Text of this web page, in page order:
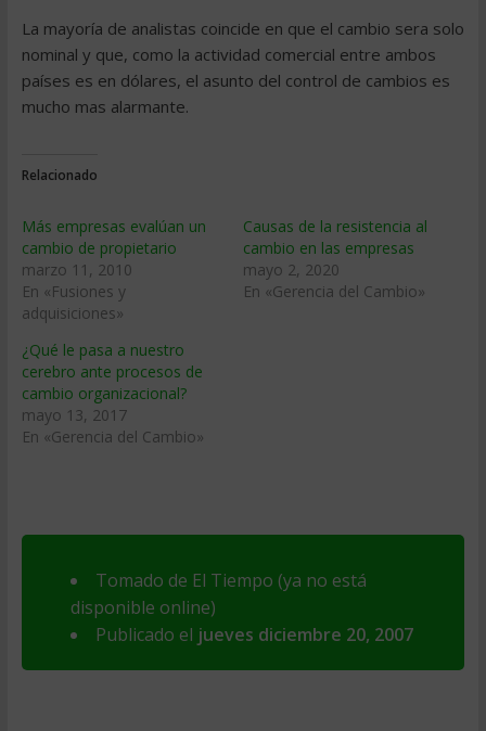
La mayorí­a de analistas coincide en que el cambio sera solo
nominal y que, como la actividad comercial entre ambos
paí­ses es en dólares, el asunto del control de cambios es
mucho mas alarmante.
Relacionado
Más empresas evalúan un
cambio de propietario
marzo 11, 2010
En «Fusiones y
adquisiciones»
Causas de la resistencia al
cambio en las empresas
mayo 2, 2020
En «Gerencia del Cambio»
¿Qué le pasa a nuestro
cerebro ante procesos de
cambio organizacional?
mayo 13, 2017
En «Gerencia del Cambio»
Tomado de El Tiempo (ya no está
disponible online)
Publicado el jueves diciembre 20, 2007